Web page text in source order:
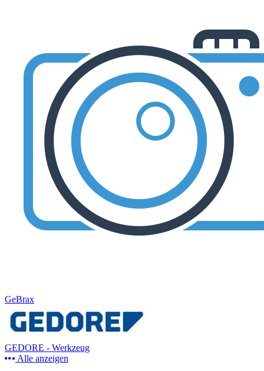
GeBrax
GEDORE - Werkzeug
Alle anzeigen